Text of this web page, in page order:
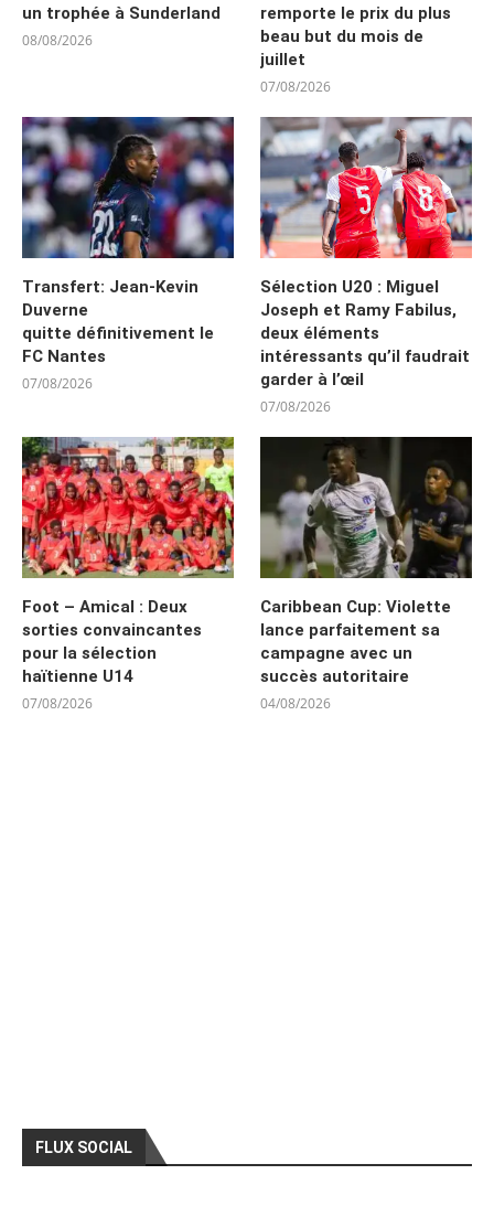
un trophée à Sunderland
08/08/2026
remporte le prix du plus
beau but du mois de
juillet
07/08/2026
Transfert: Jean-Kevin
Duverne
quitte définitivement le
FC Nantes
07/08/2026
Sélection U20 : Miguel
Joseph et Ramy Fabilus,
deux éléments
intéressants qu’il faudrait
garder à l’œil
07/08/2026
Foot – Amical : Deux
sorties convaincantes
pour la sélection
haïtienne U14
07/08/2026
Caribbean Cup: Violette
lance parfaitement sa
campagne avec un
succès autoritaire
04/08/2026
FLUX SOCIAL